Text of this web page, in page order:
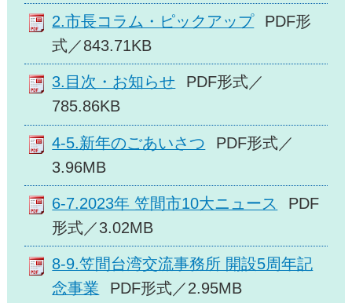
2.市長コラム・ピックアップ
PDF形
式／843.71KB
3.目次・お知らせ
PDF形式／
785.86KB
4-5.新年のごあいさつ
PDF形式／
3.96MB
6-7.2023年 笠間市10大ニュース
PDF
形式／3.02MB
8-9.笠間台湾交流事務所 開設5周年記
念事業
PDF形式／2.95MB